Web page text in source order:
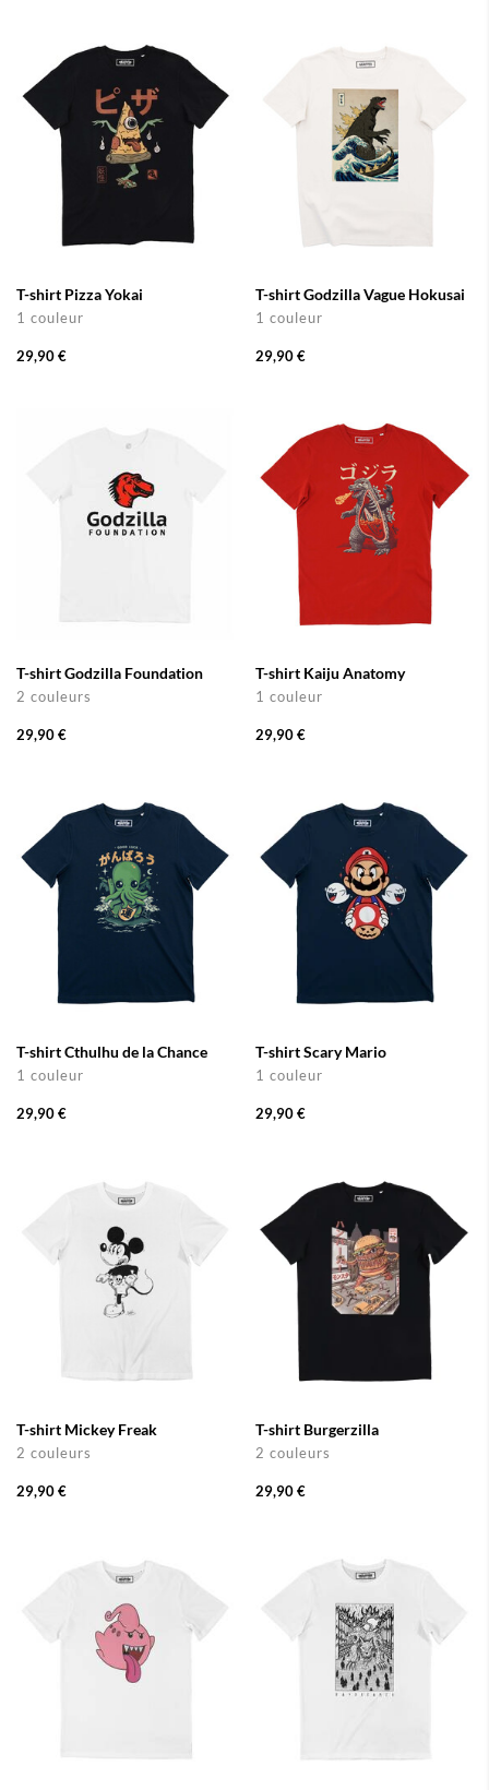
T-shirt Pizza Yokai
1 couleur
29,90 €
T-shirt Godzilla Vague Hokusai
1 couleur
29,90 €
T-shirt Godzilla Foundation
2 couleurs
29,90 €
T-shirt Kaiju Anatomy
1 couleur
29,90 €
T-shirt Cthulhu de la Chance
1 couleur
29,90 €
T-shirt Scary Mario
1 couleur
29,90 €
T-shirt Mickey Freak
2 couleurs
29,90 €
T-shirt Burgerzilla
2 couleurs
29,90 €